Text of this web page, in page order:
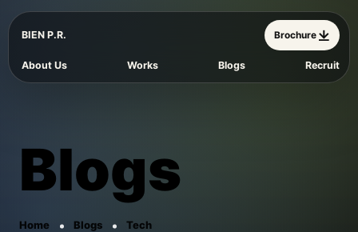
BIEN P.R.
About Us Works Blogs Recruit
Brochure
Blogs
Home Blogs Tech